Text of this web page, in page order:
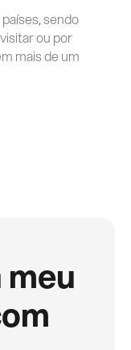
sendo
ou por
mais de um